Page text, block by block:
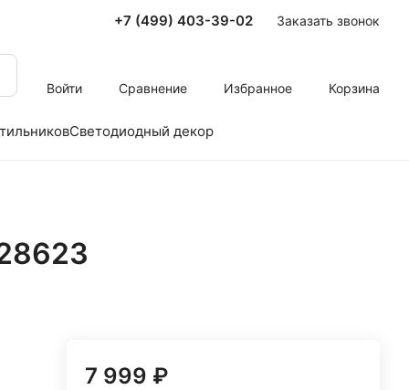
+7 (499) 403-39-02 Заказать звонок
Войти Сравнение Избранное Корзина
Светодиодный декор
7 999 ₽